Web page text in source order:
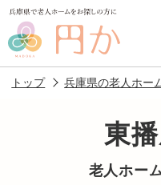
老人ホームを
トップ 兵庫県の老人ホー
東
老人ホー